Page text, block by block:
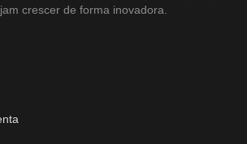
crescer de forma inovadora.